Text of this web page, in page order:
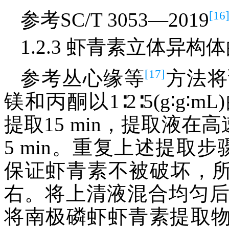
参考SC/T 3053—2019[16]
1.2.3 虾青素立体异构
参考丛心缘等[17]方法
镁和丙酮以
提取15 min，提取液在
5 min。重复上述提取步
保证虾青素不被破坏，
右。将上清液混合均匀
将南极磷虾虾青素提取